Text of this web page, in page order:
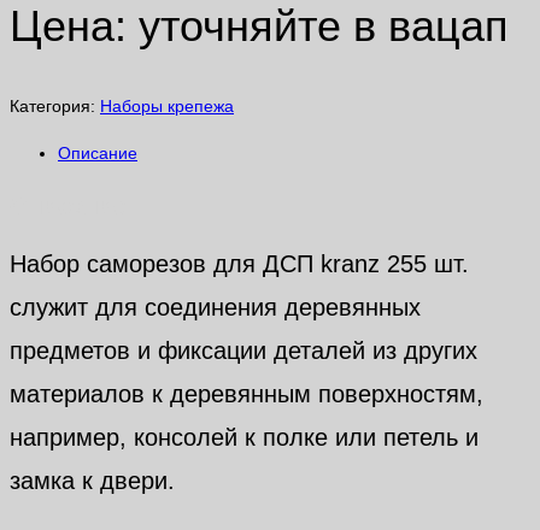
Цена: уточняйте в вацап
Категория: Наборы крепежа
Описание
Набор саморезов для ДСП kranz 255 шт.
служит для соединения деревянных
предметов и фиксации деталей из других
материалов к деревянным поверхностям,
например, консолей к полке или петель и
замка к двери.